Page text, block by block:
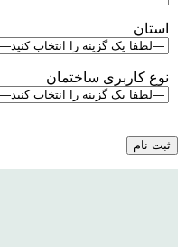
استان
نوع کاربری ساختمان